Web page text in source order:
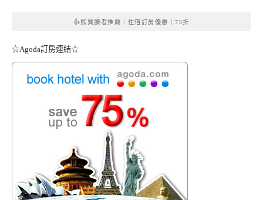
👍熊寶讀者推薦｜住宿訂房優惠｜75折
☆Agoda訂房連結☆